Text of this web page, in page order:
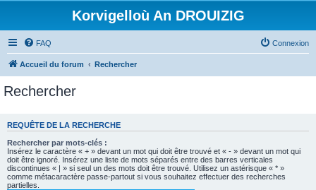
Korvigelloù An DROUIZIG
FAQ Connexion
Accueil du forum Rechercher
Rechercher
REQUÊTE DE LA RECHERCHE
Rechercher par mots-clés :
Insérez le caractère « + » devant un mot qui doit être trouvé et « - » devant un mot qui
doit être ignoré. Insérez une liste de mots séparés entre des barres verticales
discontinues « | » si seul un des mots doit être trouvé. Utilisez un astérisque « * »
comme métacaractère passe-partout si vous souhaitez effectuer des recherches
partielles.